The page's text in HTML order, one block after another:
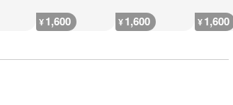
¥1,600 ¥1,600 ¥1,600